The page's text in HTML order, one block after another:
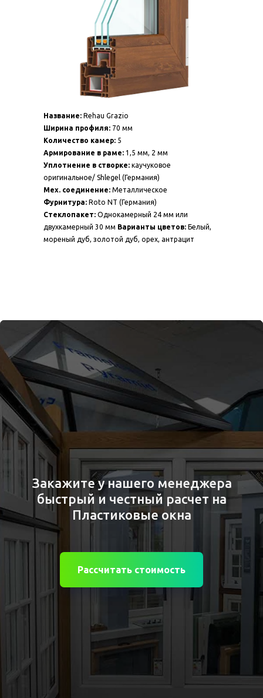
Название: Rehau Grazio
Ширина профиля: 70 мм
Количество камер: 5
Армирование в раме: 1,5 мм, 2 мм
Уплотнение в створке: каучуковое
оригинальное/ Shlegel (Германия)
Мех. соединение: Металлическое
Фурнитура: Roto NT (Германия)
Стеклопакет: Однокамерный 24 мм или
двухкамерный 30 мм Варианты цветов: Белый,
мореный дуб, золотой дуб, орех, антрацит
Закажите у нашего менеджера
быстрый и честный расчет на
Пластиковые окна
Рассчитать стоимость